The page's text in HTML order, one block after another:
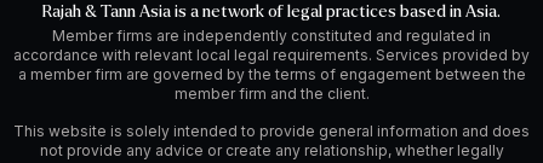
Rajah & Tann Asia is a network of legal practices based in Asia.
Member firms are independently constituted and regulated in
accordance with relevant local legal requirements. Services provided by
a member firm are governed by the terms of engagement between the
member firm and the client.
This website is solely intended to provide general information and does
not provide any advice or create any relationship, whether legally